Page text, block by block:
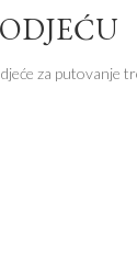
za putovanje